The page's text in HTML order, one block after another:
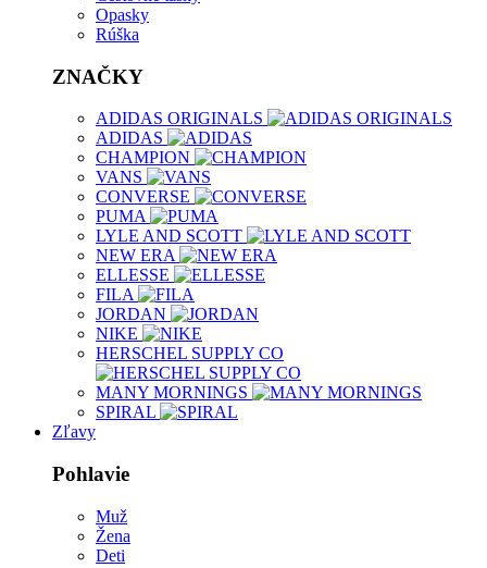
Opasky
Rúška
ZNAČKY
ADIDAS ORIGINALS
ADIDAS
CHAMPION
VANS
CONVERSE
PUMA
LYLE AND SCOTT
NEW ERA
ELLESSE
FILA
JORDAN
NIKE
HERSCHEL SUPPLY CO
MANY MORNINGS
SPIRAL
Zľavy
Pohlavie
Muž
Žena
Deti